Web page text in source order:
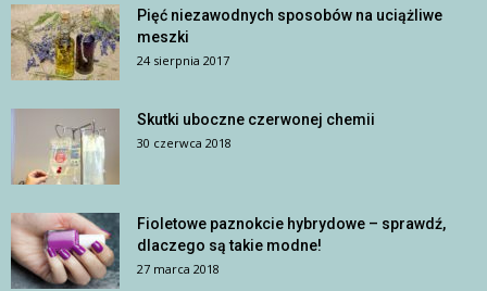
Pięć niezawodnych sposobów na uciążliwe
meszki
24 sierpnia 2017
Skutki uboczne czerwonej chemii
30 czerwca 2018
Fioletowe paznokcie hybrydowe – sprawdź,
dlaczego są takie modne!
27 marca 2018